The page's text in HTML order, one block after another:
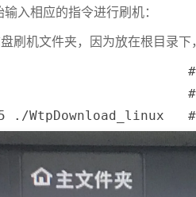
入相应的指令进行刷机：
刷机文件夹，因为放在根目录下
#进
#查
./WtpDownload_linux   #